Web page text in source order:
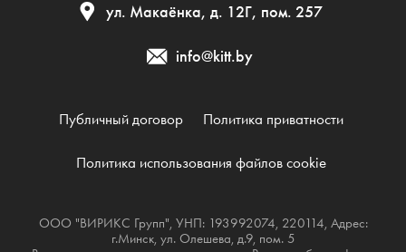
ул. Макаёнка, д. 12Г, пом. 257
info@kitt.by
Публичный договор Политика приватности
Политика использования файлов cookie
ООО "ВИРИКС Групп", УНП: 193992074, 220114, Адрес:
г.Минск, ул. Олешева, д.9, пом. 5